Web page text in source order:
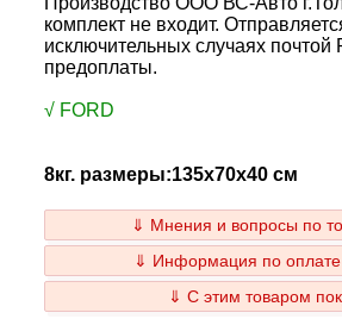
комплект не входит.
исключительных случаях почтой
предоплаты.
√ FORD
8кг. размеры:135x70x40 см
⇓ Мнения и вопросы по
⇓ Информация по оплате
⇓ С этим товаром